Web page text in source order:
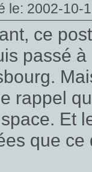
le: 2002-10-
ce
passé
rappel
Et
que ce